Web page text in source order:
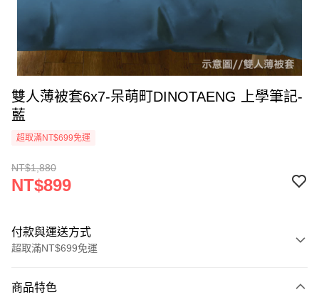
雙人薄被套6x7-呆萌町DINOTAENG 上學筆記-
藍
超取滿NT$699免運
NT$1,880
NT$899
付款與運送方式
超取滿NT$699免運
信用卡一次付款
商品特色